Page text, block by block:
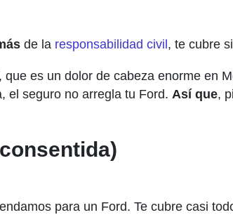
de la responsabilidad civil , te cubre
es un dolor de cabeza enorme en
el seguro no arregla tu Ford. Así que,
para un Ford. Te cubre casi